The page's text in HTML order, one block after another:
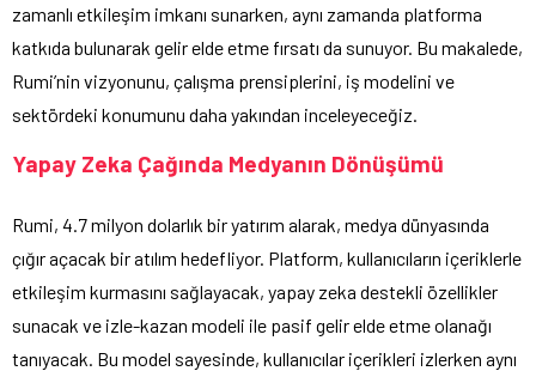
zamanlı etkileşim imkanı sunarken, aynı zamanda platforma
katkıda bulunarak gelir elde etme fırsatı da sunuyor. Bu makalede,
Rumi’nin vizyonunu, çalışma prensiplerini, iş modelini ve
sektördeki konumunu daha yakından inceleyeceğiz.
Yapay Zeka Çağında Medyanın Dönüşümü
Rumi, 4.7 milyon dolarlık bir yatırım alarak, medya dünyasında
çığır açacak bir atılım hedefliyor. Platform, kullanıcıların içeriklerle
etkileşim kurmasını sağlayacak, yapay zeka destekli özellikler
sunacak ve izle-kazan modeli ile pasif gelir elde etme olanağı
tanıyacak. Bu model sayesinde, kullanıcılar içerikleri izlerken aynı